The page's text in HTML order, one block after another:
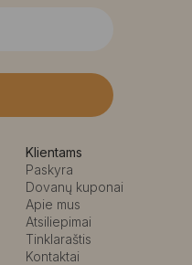
Klientams
Paskyra
Dovanų kuponai
Apie mus
Atsiliepimai
Tinklaraštis
Kontaktai